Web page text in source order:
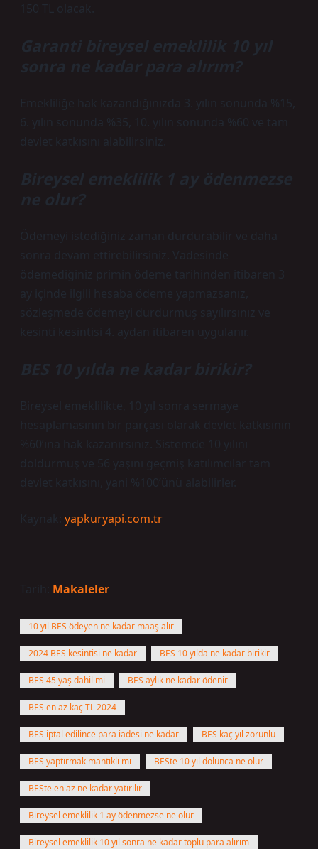
150 TL olacak.
Garanti bireysel emeklilik 10 yıl
sonra ne kadar para alırım?
Emekliliğe hak kazandığınızda 3. yılın sonunda %15,
6. yılın sonunda %35, 10. yılın sonunda %60 ve tam
devlet katkısını alabilirsiniz.
Bireysel emeklilik 1 ay ödenmezse
ne olur?
Ödemeyi istediğiniz zaman durdurabilir ve daha
sonra devam ettirebilirsiniz. Vadesinde
ödemediğiniz primin ödeme tarihinden itibaren 3
ay içinde ilgili hesaba ödeme yapmazsanız,
sözleşmede ödemeyi durdurmuş sayılırsınız ve
kesinti kesintisi 4. aydan itibaren uygulanır.
BES 10 yılda ne kadar birikir?
Bireysel emeklilikte, 10 yıl sonra sermaye
hesaplamasının bir parçası olarak devlet katkısının
%60’ına hak kazanırsınız. Sistemde 10 yılını
doldurmuş ve 56 yaşını geçmiş katılımcılar tam
devlet katkısını, yani %100’ünü alabilirler.
Kaynak: yapkuryapi.com.tr
Tarih: Makaleler
10 yıl BES ödeyen ne kadar maaş alır
2024 BES kesintisi ne kadar BES 10 yılda ne kadar birikir
BES 45 yaş dahil mi BES aylık ne kadar ödenir
BES en az kaç TL 2024
BES iptal edilince para iadesi ne kadar BES kaç yıl zorunlu
BES yaptırmak mantıklı mı BESte 10 yıl dolunca ne olur
BESte en az ne kadar yatırılır
Bireysel emeklilik 1 ay ödenmezse ne olur
Bireysel emeklilik 10 yıl sonra ne kadar toplu para alırım